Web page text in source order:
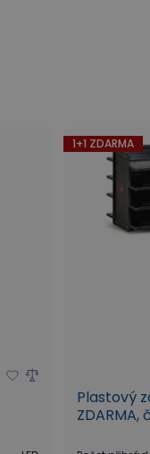
1+1 ZDARMA
Plastový
ZDARMA,